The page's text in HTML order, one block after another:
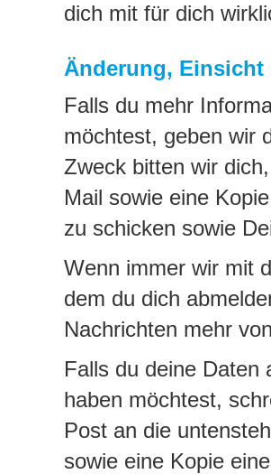
dich mit für dich
Änderung,
Falls du mehr
möchtest, geben wir
Zweck bitten wir
Mail sowie eine
zu schicken sowie
Wenn immer wir mit
dem du dich
Nachrichten mehr
Falls du deine Daten
haben möchtest,
Post an die
sowie eine Kopie